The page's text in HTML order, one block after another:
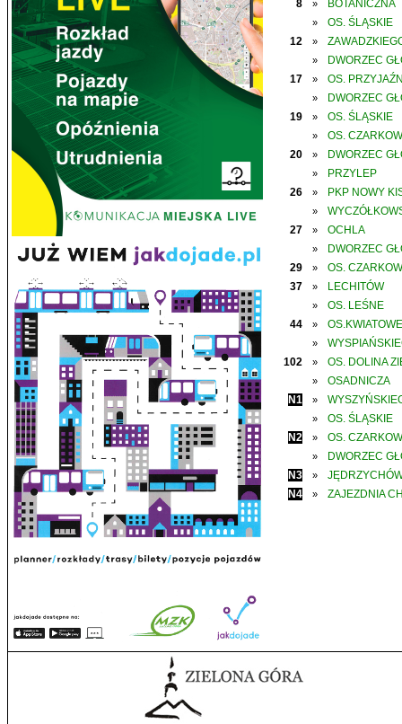
8
» BOTANICZNA
»
OS. ŚLĄSKIE
12
»
»
DWORZEC
17
» OS.
»
DWORZEC
19
» OS. ŚLĄSKIE
»
OS.
20
» DWORZEC
»
PRZYLEP
26
» PKP NOWY
»
27
» OCHLA
»
DWORZEC
29
»
OS.
37
» LECHITÓW
»
OS. LEŚNE
44
» OS.KWIATOWE
»
102
» OS. DOLINA
»
OSADNICZA
N1
»
»
OS. ŚLĄSKIE
N2
» OS.
»
DWORZEC
N3
»
N4
» ZAJEZDNIA